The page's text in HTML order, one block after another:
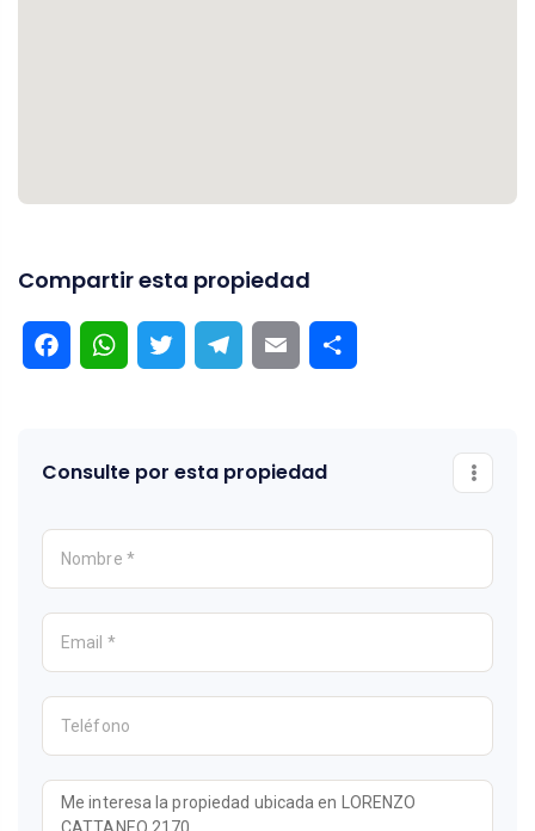
Compartir esta propiedad
FacebookWhatsAppTwitter TelegramEmail
Consulte por esta propiedad